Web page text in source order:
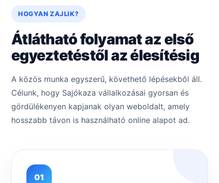
HOGYAN ZAJLIK?
Átlátható folyamat az első
egyeztetéstől az élesítésig
A közös munka egyszerű, követhető lépésekből áll.
Célunk, hogy Sajókaza vállalkozásai gyorsan és
gördülékenyen kapjanak olyan weboldalt, amely
hosszabb távon is használható online alapot ad.
01